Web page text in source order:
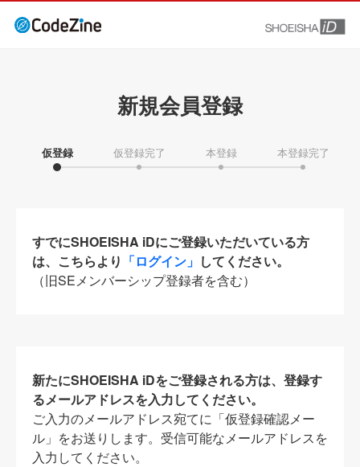
新規会員登録
仮登録 仮登録完了 本登録 本登録完了
すでにSHOEISHA iDにご登録いただいている方
は、こちらより 「ログイン」 してください。
（旧SEメンバーシップ登録者を含む）
新たにSHOEISHA iDをご登録される方は、登録す
るメールアドレスを入力してください。
ご入力のメールアドレス宛てに「仮登録確認メー
ル」をお送りします。受信可能なメールアドレスを
入力してください。